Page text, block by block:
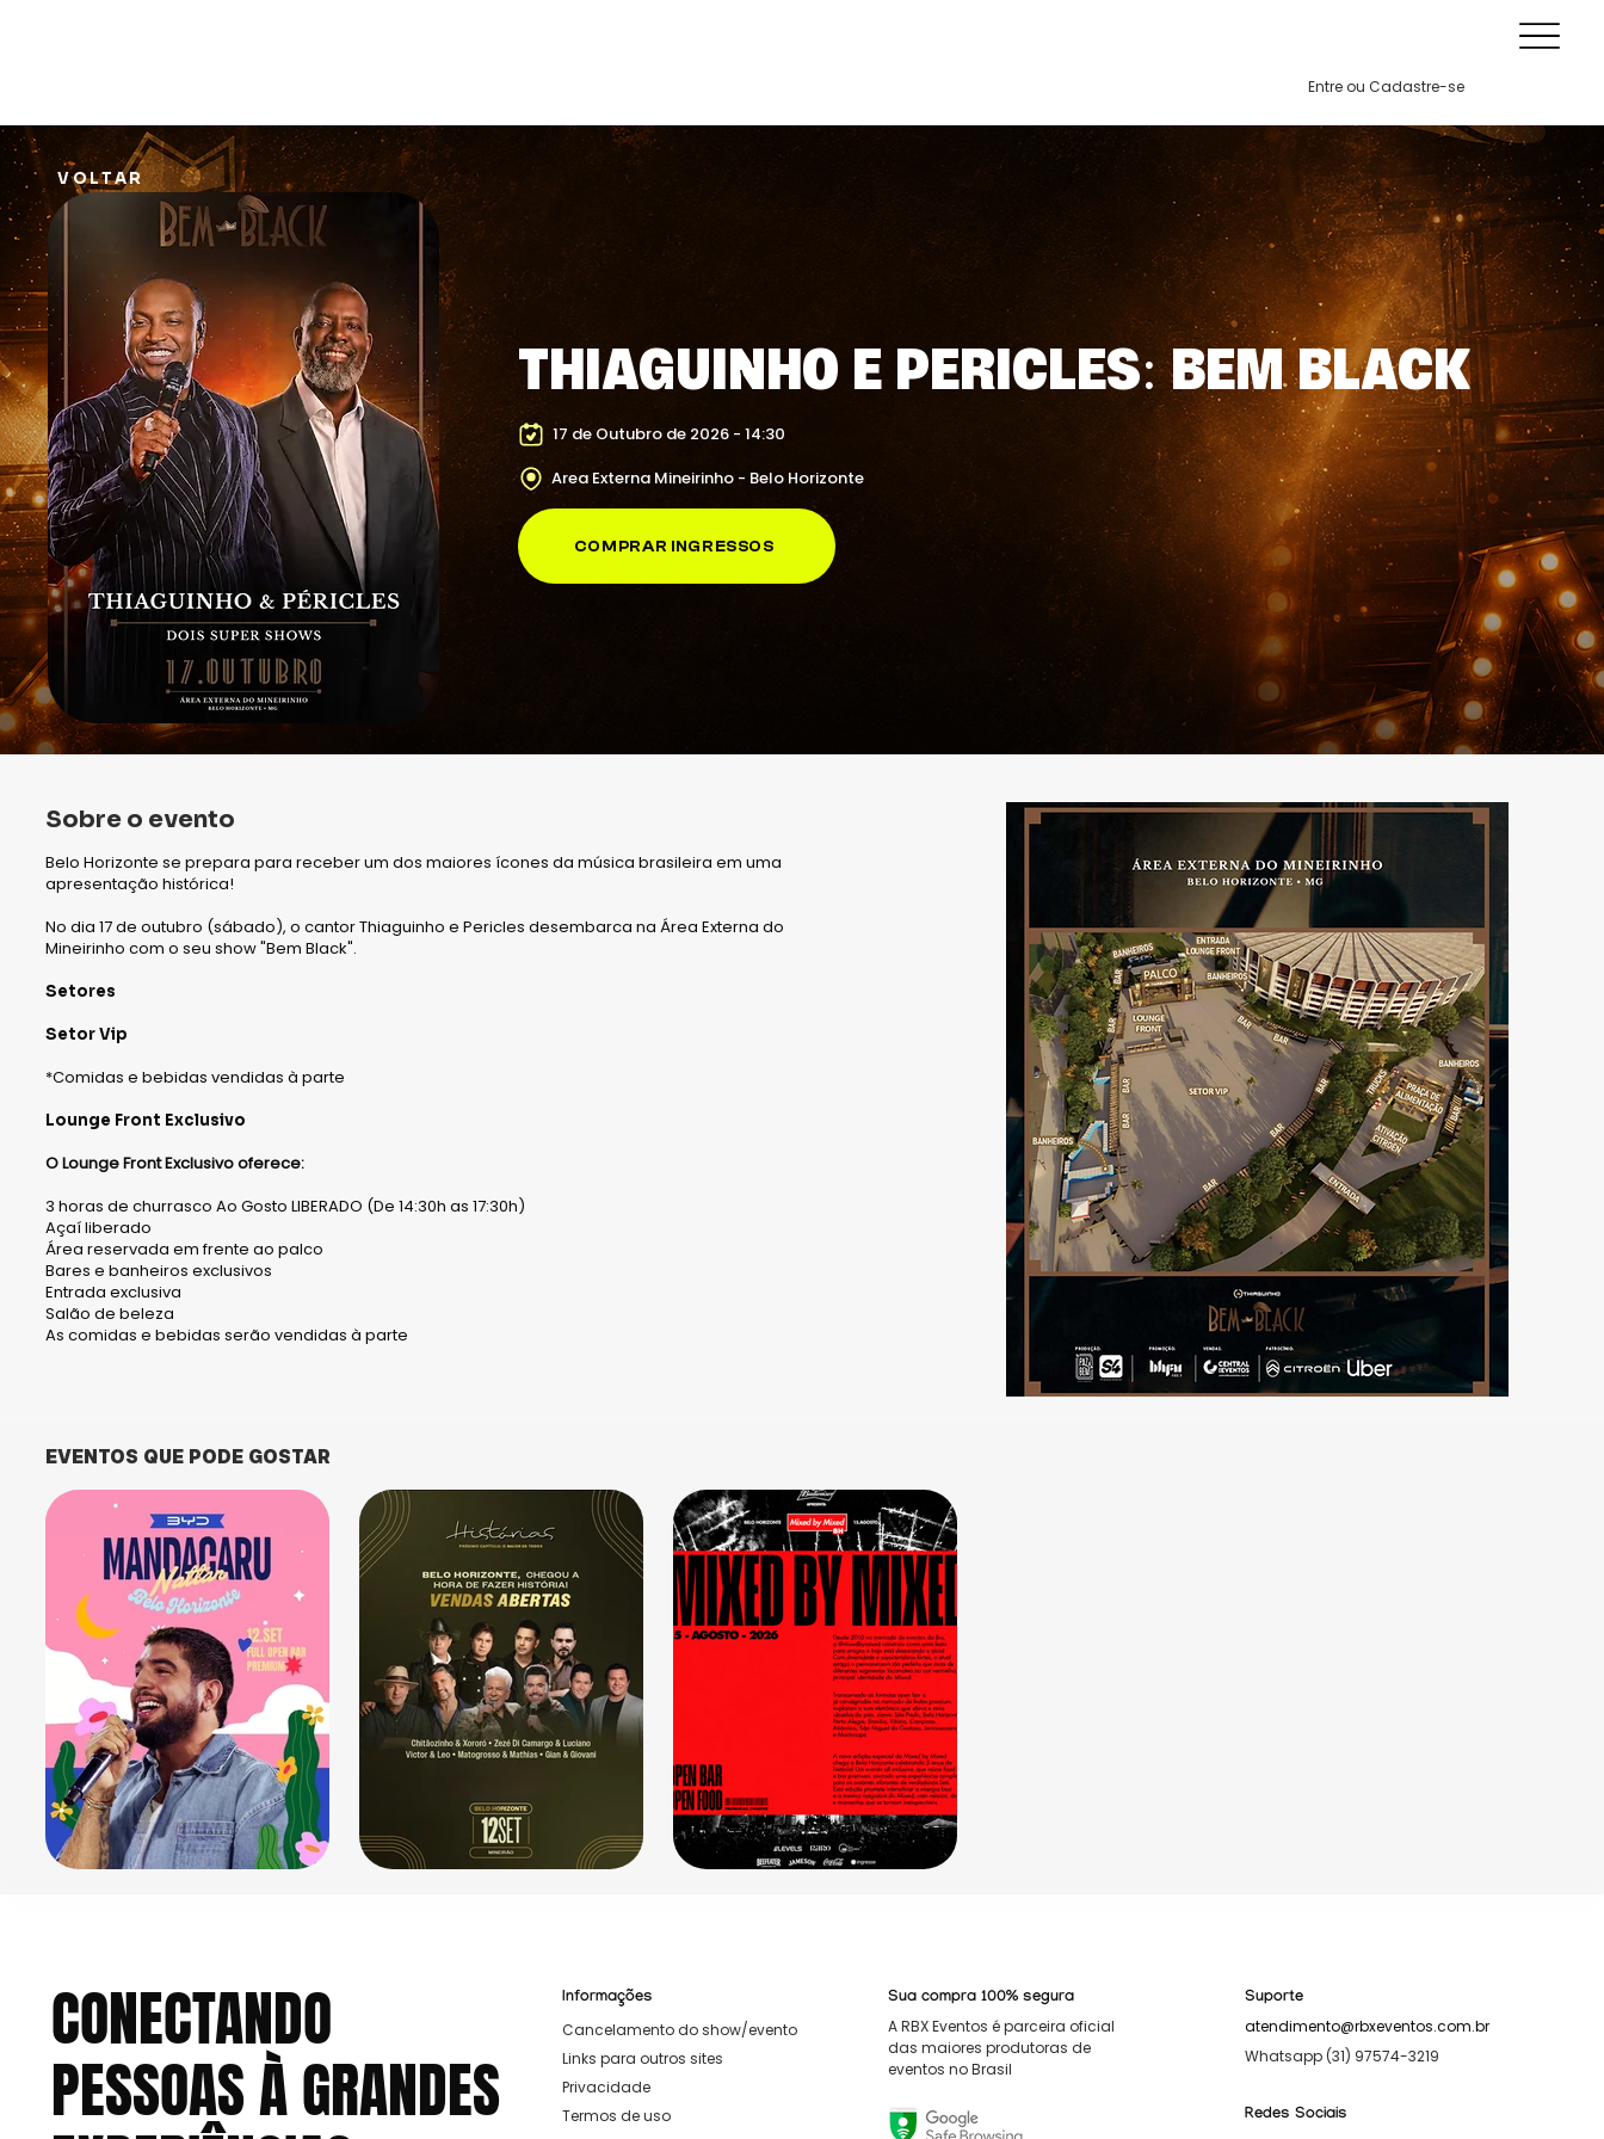
Entre ou Cadastre-se
VOLTAR
THIAGUINHO E PERICLES: BEM BLACK
17 de Outubro de 2026 - 14:30
Area Externa Mineirinho - Belo Horizonte
COMPRAR INGRESSOS
Sobre o evento
Belo Horizonte se prepara para receber um dos maiores ícones da música brasileira em uma
apresentação histórica!
No dia 17 de outubro (sábado), o cantor Thiaguinho e Pericles desembarca na Área Externa do
Mineirinho com o seu show "Bem Black".
Setores
Setor Vip
*Comidas e bebidas vendidas à parte
Lounge Front Exclusivo
O Lounge Front Exclusivo oferece:
3 horas de churrasco Ao Gosto LIBERADO (De 14:30h as 17:30h)
Açaí liberado
Área reservada em frente ao palco
Bares e banheiros exclusivos
Entrada exclusiva
Salão de beleza
As comidas e bebidas serão vendidas à parte
EVENTOS QUE PODE GOSTAR
CONECTANDO
PESSOAS À GRANDES
Informações
Cancelamento do show/evento
Links para outros sites
Privacidade
Termos de uso
Sua compra 100% segura
A RBX Eventos é parceira oficial
das maiores produtoras de
eventos no Brasil
Suporte
atendimento@rbxeventos.com.br
Whatsapp (31) 97574-3219
Redes Sociais